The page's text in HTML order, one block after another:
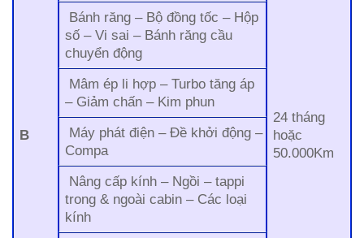
B
24 tháng
hoặc
50.000Km
Bánh răng – Bộ đồng tốc – Hộp
số – Vi sai – Bánh răng cầu
chuyển động
Mâm ép li hợp – Turbo tăng áp
– Giảm chấn – Kim phun
Máy phát điện – Đề khởi động –
Compa
Nâng cấp kính – Ngồi – tappi
trong & ngoài cabin – Các loại
kính